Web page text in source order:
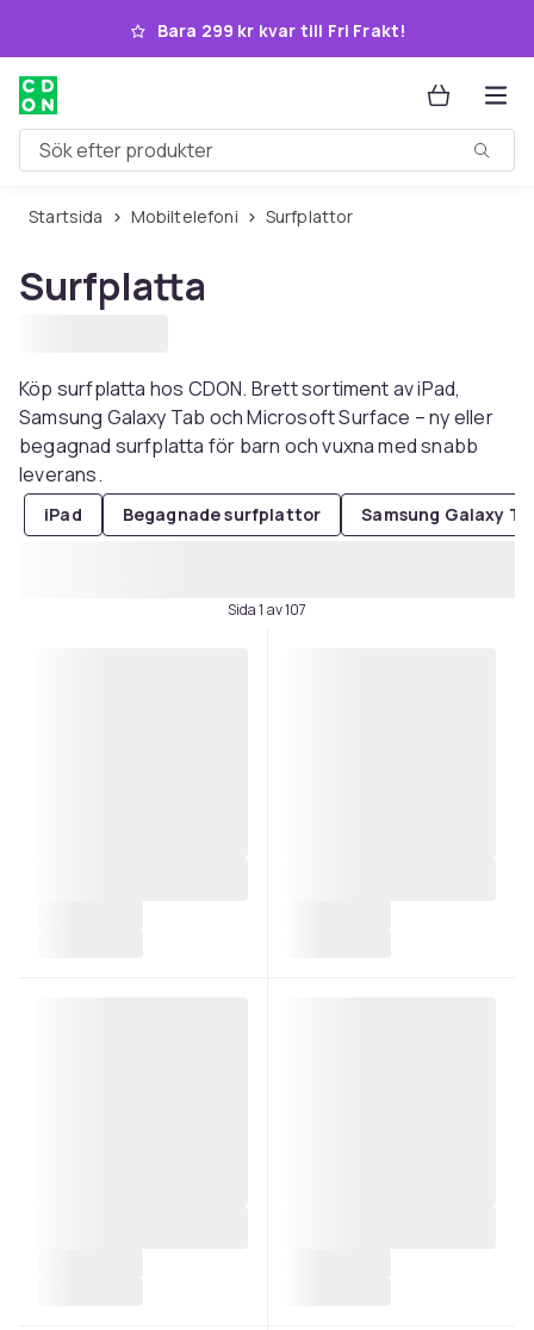
Hoppa till huvudinnehållet
Bara 299 kr kvar till Fri Frakt!
Sök efter produkter
Startsida Mobiltelefoni Surfplattor
Surfplatta
Köp surfplatta hos CDON. Brett sortiment av iPad,
Samsung Galaxy Tab och Microsoft Surface – ny eller
begagnad surfplatta för barn och vuxna med snabb
leverans.
iPad Begagnade surfplattor Samsung Galaxy
Sida 1 av 107